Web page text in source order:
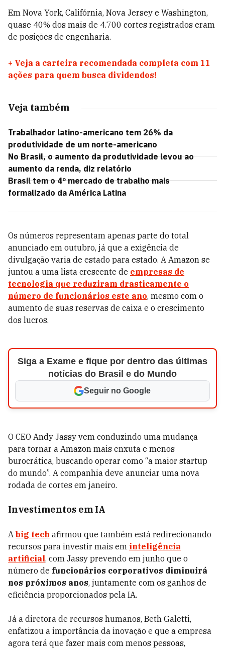
Em Nova York, Califórnia, Nova Jersey e Washington,
quase 40% dos mais de 4.700 cortes registrados eram
de posições de engenharia.
+ Veja a carteira recomendada completa com 11
ações para quem busca dividendos!
Veja também
Trabalhador latino-americano tem 26% da
produtividade de um norte-americano
No Brasil, o aumento da produtividade levou ao
aumento da renda, diz relatório
Brasil tem o 4º mercado de trabalho mais
formalizado da América Latina
Os números representam apenas parte do total
anunciado em outubro, já que a exigência de
divulgação varia de estado para estado. A Amazon se
juntou a uma lista crescente de empresas de
tecnologia que reduziram drasticamente o
número de funcionários este ano, mesmo com o
aumento de suas reservas de caixa e o crescimento
dos lucros.
Siga a Exame e fique por dentro das últimas
notícias do Brasil e do Mundo
Seguir no Google
O CEO Andy Jassy vem conduzindo uma mudança
para tornar a Amazon mais enxuta e menos
burocrática, buscando operar como “a maior startup
do mundo”. A companhia deve anunciar uma nova
rodada de cortes em janeiro.
Investimentos em IA
A big tech afirmou que também está redirecionando
recursos para investir mais em inteligência
artificial, com Jassy prevendo em junho que o
número de funcionários corporativos diminuirá
nos próximos anos, juntamente com os ganhos de
eficiência proporcionados pela IA.
Já a diretora de recursos humanos, Beth Galetti,
enfatizou a importância da inovação e que a empresa
agora terá que fazer mais com menos pessoas,